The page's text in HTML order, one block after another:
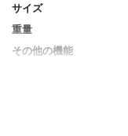
サイズ
重量
その他の機能